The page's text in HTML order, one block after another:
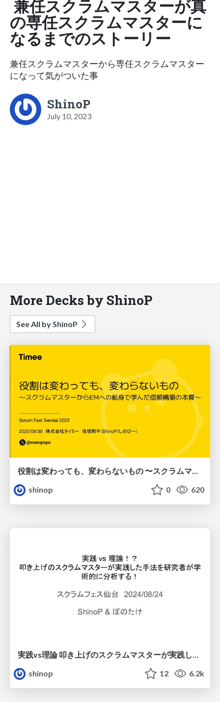
兼任スクラムマスターが真
の専任スクラムマスターに
なるまでのストーリー
兼任スクラムマスターから専任スクラムマスター
になって気がついた事
ShinoP
July 10, 2023
More Decks by ShinoP
See All by ShinoP
役割は変わっても、変わらないもの 〜スクラムマスターからEMへの転身で学んだ信頼構築の本質〜 / How to build trust
shinop
0 620
shinop
12 6.2k